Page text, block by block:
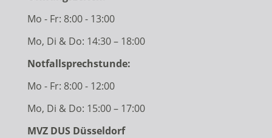
Mo - Fr: 8:00 - 13:00
Mo, Di & Do: 14:30 – 18:00
Notfallsprechstunde:
Mo - Fr: 8:00 - 12:00
Mo, Di & Do: 15:00 – 17:00
MVZ DUS Düsseldorf